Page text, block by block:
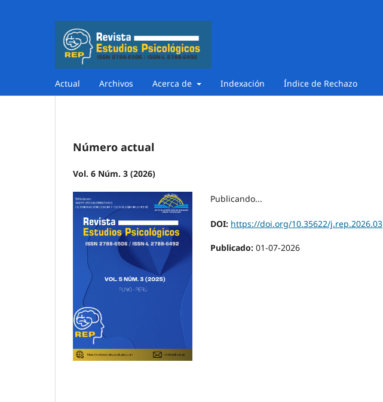
Actual Archivos Acerca de Indexación Índice de Rechazo
Número actual
Vol. 6 Núm. 3 (2026)
Publicando...
DOI: https://doi.org/10.35622/j.rep.2026.03
Publicado: 01-07-2026